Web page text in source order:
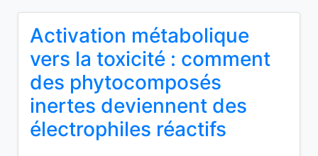
Activation métabolique
vers la toxicité : comment
des phytocomposés
inertes deviennent des
électrophiles réactifs